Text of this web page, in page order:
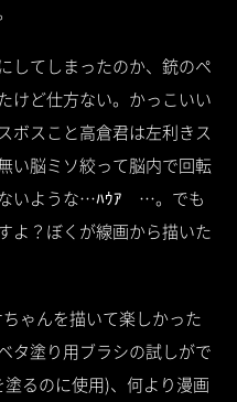
してしまったのか、銃のペ
けど仕方ない。かっこいい
ボスこと高倉君は左利きス
い脳ミソ絞って脳内で回転
いような…ﾊｳｱ …。でも
よ？ぼくが線画から描いた
ゃんを描いて楽しかった
タ塗り用ブラシの試しがで
るのに使用)、何より漫画